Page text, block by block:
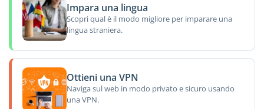
Impara una lingua
Scopri qual è il modo migliore per imparare una
lingua straniera.
Ottieni una VPN
Naviga sul web in modo privato e sicuro usando
una VPN.